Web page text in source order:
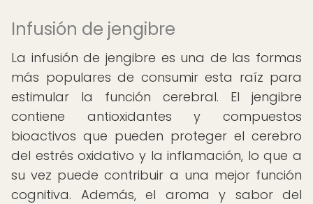
Infusión de jengibre
La infusión de jengibre es una de las formas
más populares de consumir esta raíz para
estimular la función cerebral. El jengibre
contiene antioxidantes y compuestos
bioactivos que pueden proteger el cerebro
del estrés oxidativo y la inflamación, lo que a
su vez puede contribuir a una mejor función
cognitiva. Además, el aroma y sabor del